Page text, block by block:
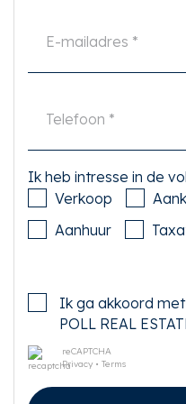
begeleidt bij het aankoopproces.
makelaar en hiernaar zelfstandig
Van toepassing zijn de NVM
Unique and charming apartment
from the 18th century of approx.
the Herengracht and the
This lovely apartment with many
LOCATION:
The location of the apartment is
modern shopping street with an
Supermarkets such as Albert
are all within walking distance.
Ik heb intresse in de
Verkoop
Aanhuur
Ik ga akkoord
POLL REAL
reCAPTCHA
Privacy • Terms